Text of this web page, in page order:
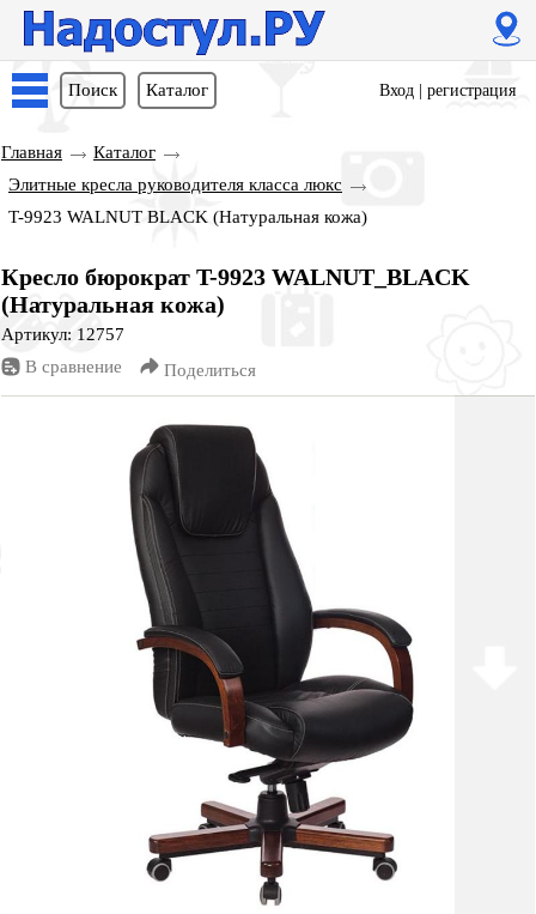
Поиск Каталог Вход регистрация
Главная
Каталог
Элитные кресла руководителя класса люкс
T-9923 WALNUT BLACK (Натуральная кожа)
Кресло бюрократ T-9923 WALNUT_BLACK
(Натуральная кожа)
Артикул: 12757
В сравнение
Поделиться